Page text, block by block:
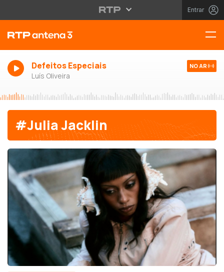
Entrar
Defeitos Especiais
Luís Oliveira
NO AR
#Julia Jacklin